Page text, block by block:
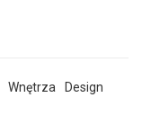
Wnętrza
Design